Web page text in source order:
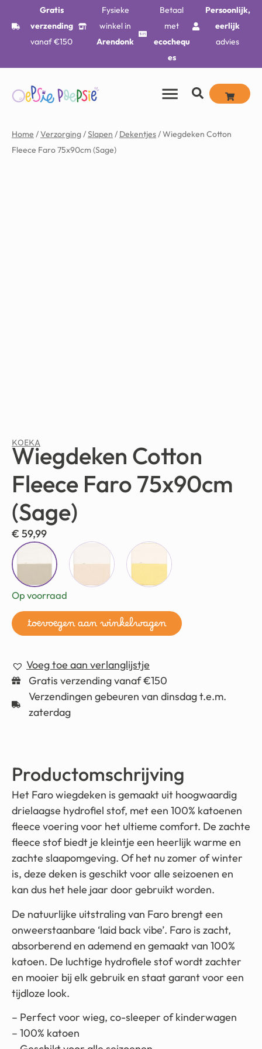
Gratis
verzending
vanaf €150
Fysieke
winkel in
Arendonk
Betaal
met
ecochequ
es
Persoonlijk,
eerlijk
advies
Home /Verzorging/Slapen / Dekentjes/ Wiegdeken Cotton
Fleece Faro 75x90cm (Sage)
KOEKA
Wiegdeken Cotton
Fleece Faro 75x90cm
(Sage)
€ 59,99
Op voorraad
toevoegen aan winkelwagen
Voeg toe aan verlanglijstje
Gratis verzending vanaf €150
Verzendingen gebeuren van dinsdag t.e.m.
zaterdag
Productomschrijving
Het Faro wiegdeken is gemaakt uit hoogwaardig
drielaagse hydrofiel stof, met een 100% katoenen
fleece voering voor het ultieme comfort. De zachte
fleece stof biedt je kleintje een heerlijk warme en
zachte slaapomgeving. Of het nu zomer of winter
is, deze deken is geschikt voor alle seizoenen en
kan dus het hele jaar door gebruikt worden.
De natuurlijke uitstraling van Faro brengt een
onweerstaanbare ‘laid back vibe’. Faro is zacht,
absorberend en ademend en gemaakt van 100%
katoen. De luchtige hydrofiele stof wordt zachter
en mooier bij elk gebruik en staat garant voor een
tijdloze look.
– Perfect voor wieg, co-sleeper of kinderwagen
– 100% katoen